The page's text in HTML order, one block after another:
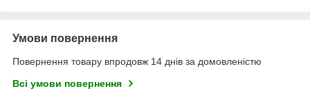
Умови повернення
Повернення товару впродовж 14 днів за домовленістю
Всі умови повернення